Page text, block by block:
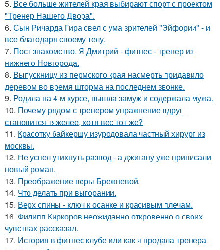
5. Все больше жителей края выбирают спорт с проектом
"Тренер Нашего Двора".
6. Сын Ричарда Гира свел с ума зрителей "Эйфории" - и
все благодаря своему телу.
7. Пост знакомство. Я Дмитрий - фитнес - тренер из
нижнего Новгорода.
8. Выпускницу из пермского края насмерть придавило
деревом во время шторма на последнем звонке.
9. Родила на 4-м курсе, вышла замуж и содержала мужа.
10. Почему рядом с тренером упражнение вдруг
становится тяжелее, хотя вес тот же?
11. Красотку байкершу изуродовала частный хирург из
москвы.
12. Не успел утихнуть развод - а джигану уже приписали
новый роман.
13. Преображение веры Брежневой.
14. Что делать при выгорании.
15. Верх спины - ключ к осанке и красивым плечам.
16. Филипп Киркоров неожиданно откровенно о своих
чувствах рассказал.
17. История в фитнес клубе или как я продала тренера